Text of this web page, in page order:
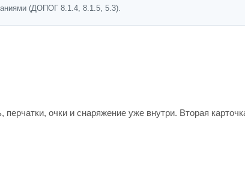
(ДОПОГ 8.1.4, 8.1.5, 5.3).
очки и снаряжение уже внутри. Вторая